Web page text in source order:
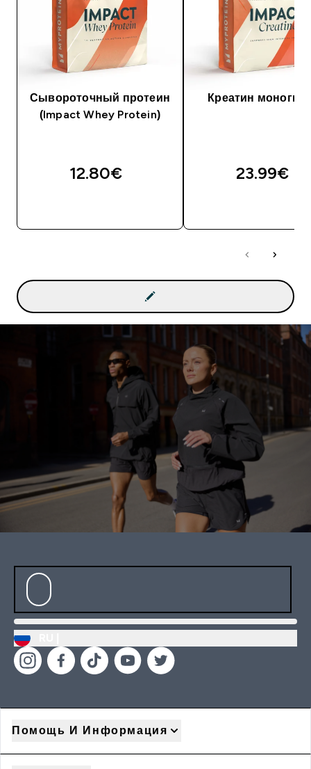
Сывороточный протеин
(Impact Whey Protein)
12.80€‎
Креатин
23.99€‎
Помощь И Информация